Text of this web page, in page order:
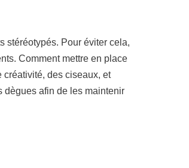
stéréotypés. Pour éviter cela,
Comment mettre en place
des ciseaux, et
dègues afin de les maintenir